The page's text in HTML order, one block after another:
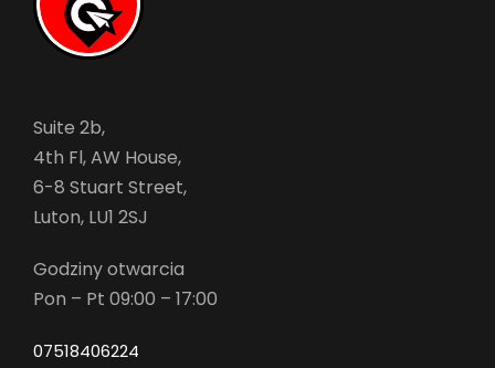
Suite 2b,
4th Fl, AW House,
6-8 Stuart Street,
Luton, LU1 2SJ
Godziny otwarcia
Pon – Pt 09:00 – 17:00
07518406224